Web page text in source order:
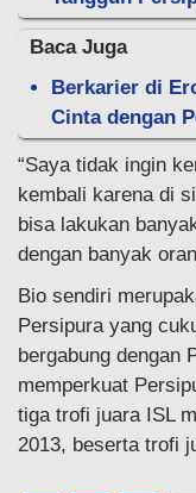
Baca Juga
Berkarier di
Cinta dengan
“Saya tidak ingin
kembali karena di
bisa lakukan
dengan banyak
Bio sendiri
Persipura yang
bergabung dengan
memperkuat
tiga trofi juara ISL
2013, beserta trofi